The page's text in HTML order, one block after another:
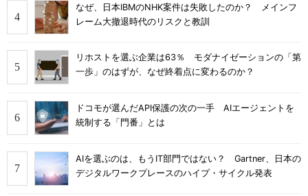
なぜ、日本IBMのNHK案件は失敗したのか？ メインフ
レーム大撤退時代のリスクと教訓
リホストを選ぶ企業は63％ モダナイゼーションの「第
一歩」のはずが、なぜ終着点に変わるのか？
ドコモが選んだAPI保護の次の一手 AIエージェントを
統制する「門番」とは
AIを選ぶのは、もうIT部門ではない？ Gartner、日本の
デジタルワークプレースのハイプ・サイクル発表